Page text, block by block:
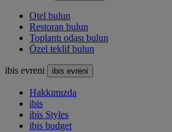
Otel bulun
Restoran bulun
Toplantı odası bulun
Özel teklif bulun
ibis evreni ibis evreni
Hakkımızda
ibis
ibis Styles
ibis budget